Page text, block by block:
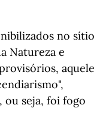
no sítio
Natureza e
aquele
seja, foi fogo